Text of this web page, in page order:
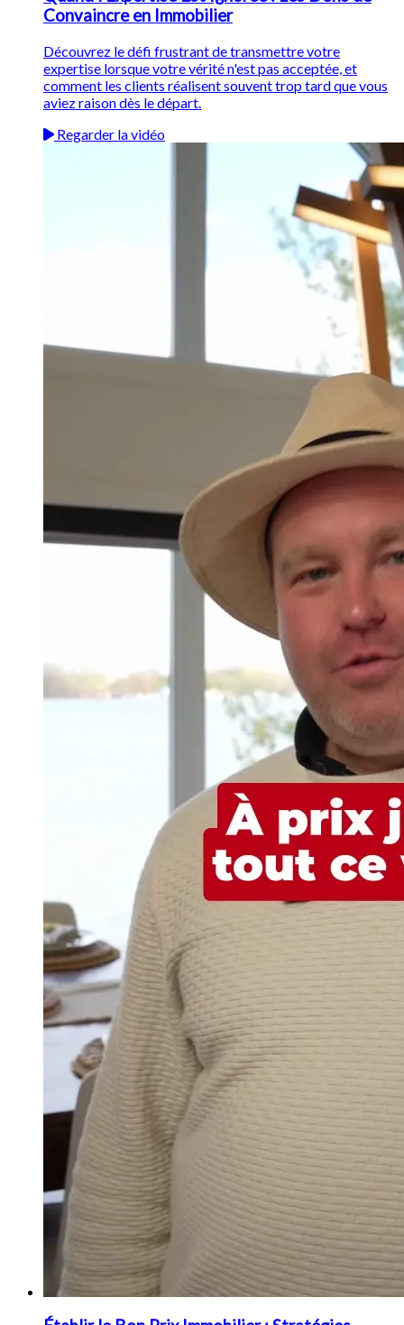
Convaincre en Immobilier
Découvrez le défi frustrant de transmettre votre
expertise lorsque votre vérité n'est pas acceptée, et
comment les clients réalisent souvent trop tard que vous
aviez raison dès le départ.
Regarder la vidéo